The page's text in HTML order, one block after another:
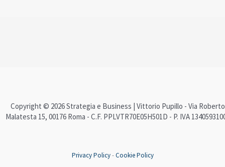
Copyright © 2026 Strategia e Business | Vittorio Pupillo - Via Roberto
Malatesta 15, 00176 Roma - C.F. PPLVTR70E05H501D - P. IVA
Privacy Policy-Cookie Policy